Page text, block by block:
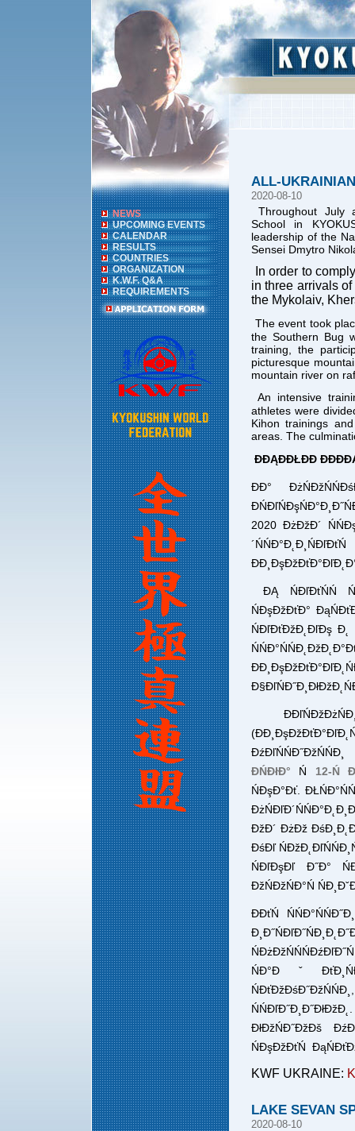
NEWS
UPCOMING EVENTS
CALENDAR
RESULTS
COUNTRIES
ORGANIZATION
K.W.F. Q&A
REQUIREMENTS
ALL-
2020-08-10
Throughout July
School in
leadership of the
Sensei Dmytro
In order to
in three arrivals
the Mykolaiv,
The event took
the Southern Bug
training, the
picturesque
mountain river on
An intensive
athletes were
Kihon trainings
areas. The
ĐĐĄĐĐŁĐĐ
ĐĐ°
2020 ĐżĐžĐ´
ĐĄ ŃĐľĐťŃŃ
ŃĐşĐžĐťĐ°
ŃĐľĐťĐžĐ˛ĐľĐş Đ˛
ĐŃĐłĐ° Ń 12-Ń
ŃĐşĐ°Đť.
ĐžĐ´ ĐżĐž
ĐśĐľ
ŃĐľĐşĐľ Đ˝Đ°
ĐžŃĐžŃĐ°Ń
ĐĐťŃ
ĐłĐžŃĐ˝ĐžĐš
ŃĐşĐžĐťŃ
KWF UKRAINE:
LAKE SEVAN
2020-08-10